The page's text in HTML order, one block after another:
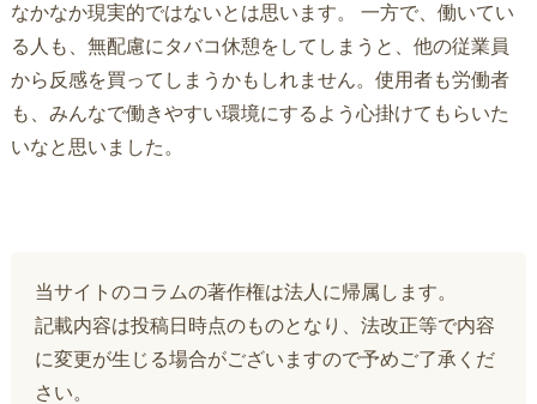
なかなか現実的ではないとは思います。 一方で、働いてい
る人も、無配慮にタバコ休憩をしてしまうと、他の従業員
から反感を買ってしまうかもしれません。使用者も労働者
も、みんなで働きやすい環境にするよう心掛けてもらいた
いなと思いました。
当サイトのコラムの著作権は法人に帰属します。
記載内容は投稿日時点のものとなり、法改正等で内容
に変更が生じる場合がございますので予めご了承くだ
さい。